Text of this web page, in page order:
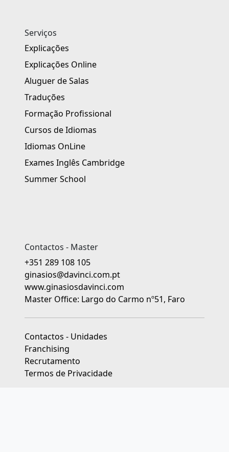
Serviços
Explicações
Explicações Online
Aluguer de Salas
Traduções
Formação Profissional
Cursos de Idiomas
Idiomas OnLine
Exames Inglês Cambridge
Summer School
Contactos - Master
+351 289 108 105
ginasios@davinci.com.pt
www.ginasiosdavinci.com
Master Office: Largo do Carmo nº51, Faro
Contactos - Unidades
Franchising
Recrutamento
Termos de Privacidade